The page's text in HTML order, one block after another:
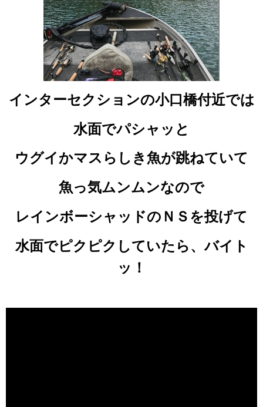
インターセクションの小口橋付近では
水面でパシャッと
ウグイかマスらしき魚が跳ねていて
魚っ気ムンムンなので
レインボーシャッドのＮＳを投げて
水面でピクピクしていたら、バイト
ッ！